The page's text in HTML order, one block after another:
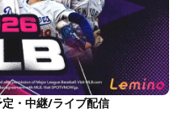
・中継/ライブ配信